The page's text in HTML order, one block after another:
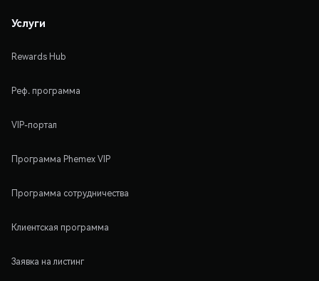
Услуги
Rewards Hub
Реф. программа
VIP-портал
Программа Phemex VIP
Программа сотрудничества
Клиентская программа
Заявка на листинг